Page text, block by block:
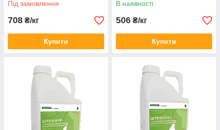
Під замовлення
708 ₴/кг
Купити
В наявності
506 ₴/кг
Купити